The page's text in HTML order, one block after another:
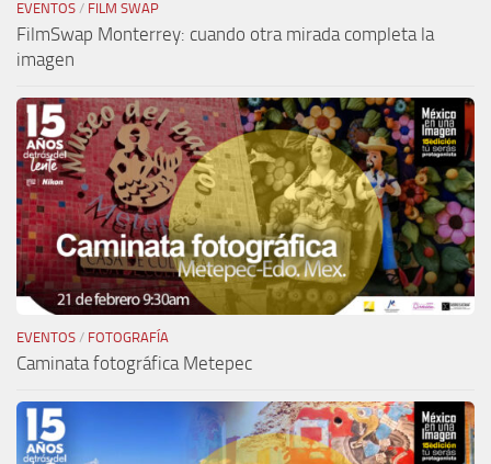
EVENTOS / FILM SWAP
FilmSwap Monterrey: cuando otra mirada completa la
imagen
EVENTOS / FOTOGRAFÍA
Caminata fotográfica Metepec